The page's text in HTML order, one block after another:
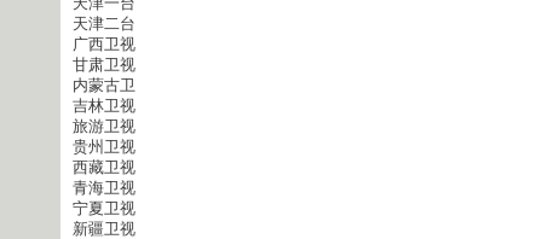
天津二台
广西卫视
甘肃卫视
内蒙古卫
吉林卫视
旅游卫视
贵州卫视
西藏卫视
青海卫视
宁夏卫视
新疆卫视